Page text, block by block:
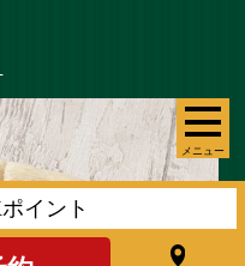
メニュー
イント